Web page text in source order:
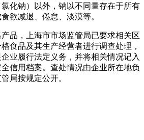
化钠）以外，钠以不同量存在于所有
欲减退、倦怠、淡漠等。
品，上海市市场监管局已要求相关区
食品及其生产经营者进行调查处理，
业履行法定义务，并将相关情况记入
信用档案。查处情况由企业所在地负
局按规定公开。